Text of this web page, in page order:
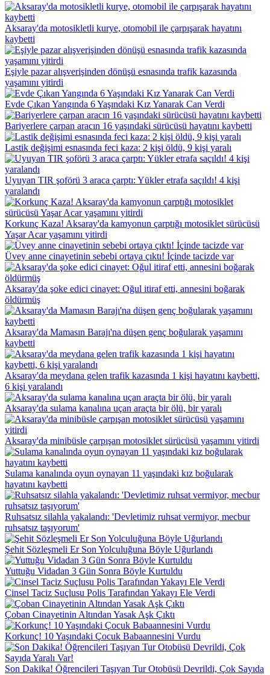
Aksaray'da motosikletli kurye, otomobil ile çarpışarak hayatını
kaybetti
Eşiyle pazar alışverişinden dönüşü esnasında trafik kazasında
yaşamını yitirdi
Evde Çıkan Yangında 6 Yaşındaki Kız Yanarak Can Verdi
Bariyerlere çarpan aracın 16 yaşındaki sürücüsü hayatını kaybetti
Lastik değişimi esnasında feci kaza: 2 kişi öldü, 9 kişi yaralı
Uyuyan TIR şoförü 3 araca çarptı: Yükler etrafa saçıldı! 4 kişi
yaralandı
Korkunç Kaza! Aksaray'da kamyonun çarptığı motosiklet sürücüsü
Yaşar Acar yaşamını yitirdi
Üvey anne cinayetinin sebebi ortaya çıktı! İçinde tacizde var
Aksaray'da şoke edici cinayet: Oğul itiraf etti, annesini boğarak
öldürmüş
Aksaray'da Mamasın Barajı'na düşen genç boğularak yaşamını
kaybetti
Aksaray'da meydana gelen trafik kazasında 1 kişi hayatını kaybetti,
6 kişi yaralandı
Aksaray'da sulama kanalına uçan araçta bir ölü, bir yaralı
Aksaray'da minibüsle çarpışan motosiklet sürücüsü yaşamını yitirdi
Sulama kanalında oyun oynayan 11 yaşındaki kız boğularak
hayatını kaybetti
Ruhsatsız silahla yakalandı: 'Devletimiz ruhsat vermiyor, mecbur
ruhsatsız taşıyorum'
Şehit Sözleşmeli Er Son Yolculuğuna Böyle Uğurlandı
Yuttuğu Vidadan 3 Gün Sonra Böyle Kurtuldu
Cinsel Taciz Suçlusu Polis Tarafından Yakayı Ele Verdi
Çoban Cinayetinin Altından Yasak Aşk Çıktı
Korkunç! 10 Yaşındaki Çocuk Babaannesini Vurdu
Son Dakika! Öğrencileri Taşıyan Tur Otobüsü Devrildi, Çok Sayıda